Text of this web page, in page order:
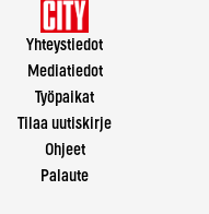
Yhteystiedot
Mediatiedot
Työpaikat
Tilaa uutiskirje
Ohjeet
Palaute